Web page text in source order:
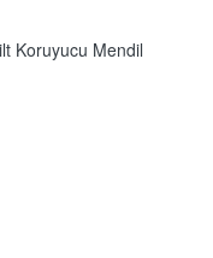
Koruyucu Mendil